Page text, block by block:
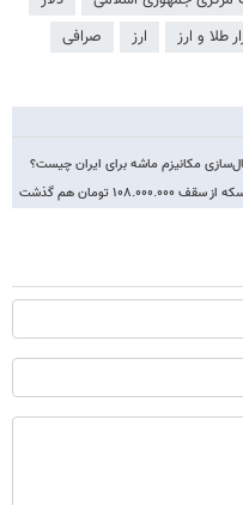
طلا و ارز ارز صرافی
مکانیزم ماشه برای ایران چیست؟